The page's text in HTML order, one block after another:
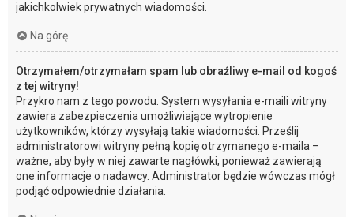
jakichkolwiek prywatnych wiadomości.
Na górę
Otrzymałem/otrzymałam spam lub obraźliwy e-mail od kogoś
z tej witryny!
Przykro nam z tego powodu. System wysyłania e-maili witryny
zawiera zabezpieczenia umożliwiające wytropienie
użytkowników, którzy wysyłają takie wiadomości. Prześlij
administratorowi witryny pełną kopię otrzymanego e-maila –
ważne, aby były w niej zawarte nagłówki, ponieważ zawierają
one informacje o nadawcy. Administrator będzie wówczas mógł
podjąć odpowiednie działania.